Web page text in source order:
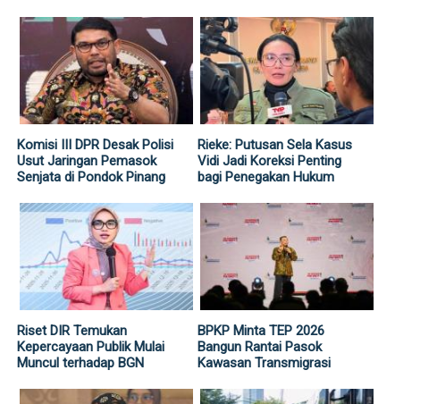
Komisi III DPR Desak Polisi
Usut Jaringan Pemasok
Senjata di Pondok Pinang
Rieke: Putusan Sela Kasus
Vidi Jadi Koreksi Penting
bagi Penegakan Hukum
Riset DIR Temukan
Kepercayaan Publik Mulai
Muncul terhadap BGN
BPKP Minta TEP 2026
Bangun Rantai Pasok
Kawasan Transmigrasi